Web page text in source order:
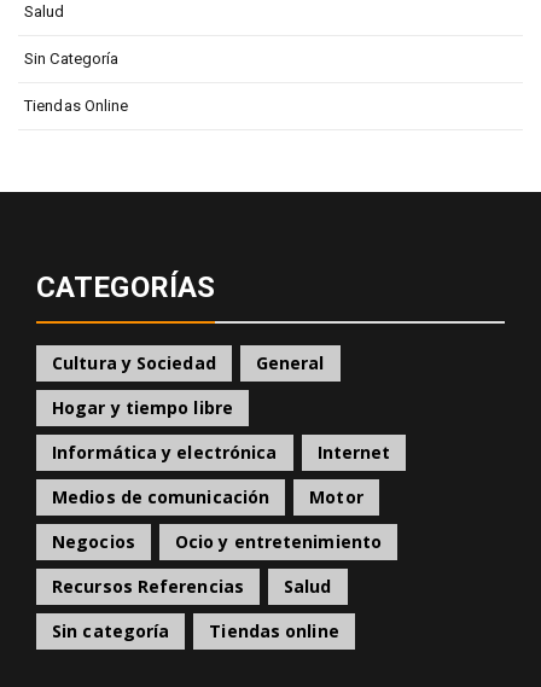
Salud
Sin Categoría
Tiendas Online
CATEGORÍAS
Cultura y Sociedad
General
Hogar y tiempo libre
Informática y electrónica
Internet
Medios de comunicación
Motor
Negocios
Ocio y entretenimiento
Recursos Referencias
Salud
Sin categoría
Tiendas online